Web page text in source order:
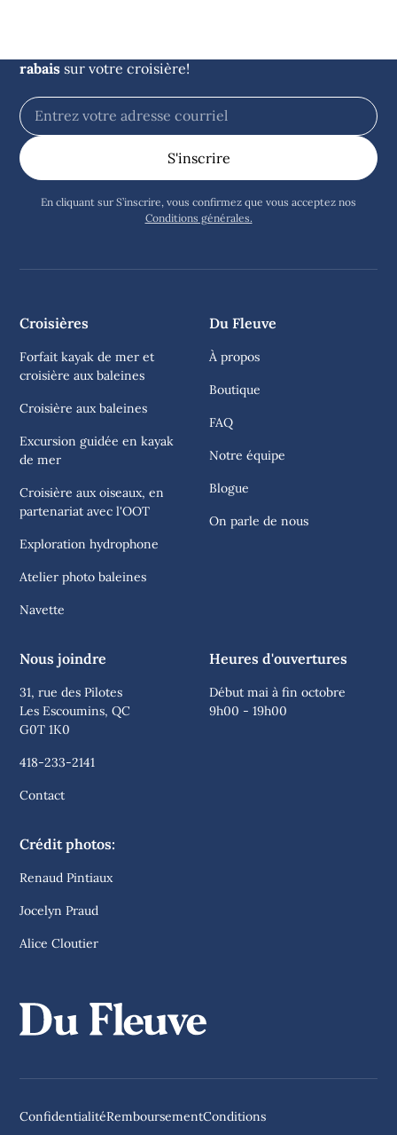
rabais sur votre croisière!
En cliquant sur S’inscrire, vous confirmez que vous acceptez nos
Conditions générales.
Croisières
Forfait kayak de mer et
croisière aux baleines
Croisière aux baleines
Excursion guidée en kayak
de mer
Croisière aux oiseaux, en
partenariat avec l'OOT
Exploration hydrophone
Atelier photo baleines
Navette
Du Fleuve
À propos
Boutique
FAQ
Notre équipe
Blogue
On parle de nous
Nous joindre
31, rue des Pilotes
Les Escoumins, QC
G0T 1K0
418-233-2141
Contact
Heures d'ouvertures
Début mai à fin octobre
9h00 - 19h00
Crédit photos:
Renaud Pintiaux
Jocelyn Praud
Alice Cloutier
ConfidentialitéRemboursementConditions